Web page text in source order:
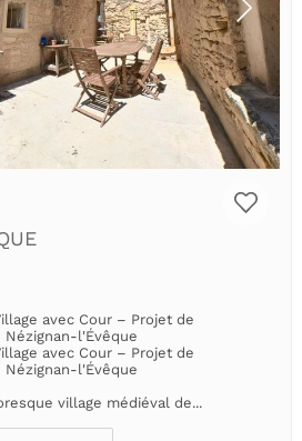
avec Cour – Projet de
l'Évêque
avec Cour – Projet de
l'Évêque
village médiéval de...